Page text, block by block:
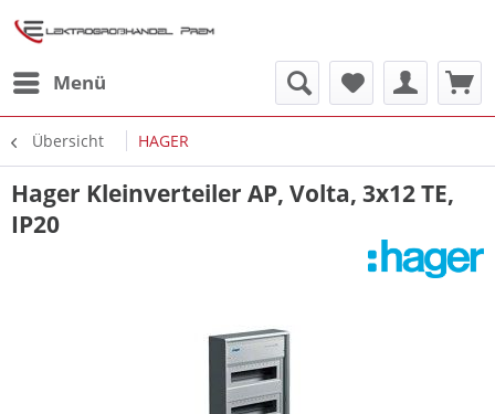
Menü
Übersicht HAGER
Hager Kleinverteiler AP, Volta, 3x12 TE,
IP20